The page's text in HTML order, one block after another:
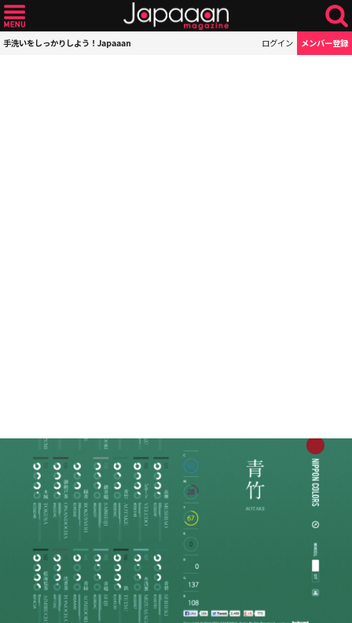
手洗いをしっかりしよう！Japaaan ログイン メンバー登録